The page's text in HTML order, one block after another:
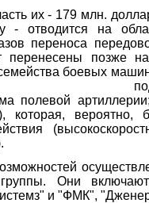
их - 179 млн.
- отводится на
переноса
перенесены позже
боевых
полевой
которая, вероятно,
Они
" и "ФМК", "